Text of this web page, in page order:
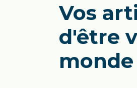
Vos
d'être